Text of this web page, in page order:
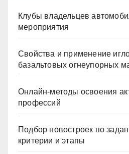
Клубы владельцев
мероприятия
Свойства и применение
базальтовых огнеупорных
Онлайн-методы освоения
профессий
Подбор новостроек по
критерии и этапы